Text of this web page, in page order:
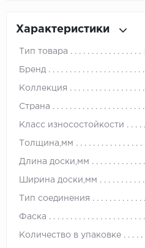
Характеристики
Тип товара
Бренд
Коллекция
Страна
Класс износостойкости
Толщина,мм
Длина доски,мм
Ширина доски,мм
Тип соединения
Фаска
Количество в упаковке